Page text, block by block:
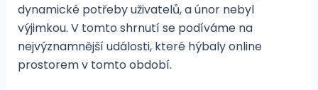
dynamické potřeby uživatelů, a únor nebyl
výjimkou. V tomto shrnutí se podíváme na
nejvýznamnější události, které hýbaly online
prostorem v tomto období.